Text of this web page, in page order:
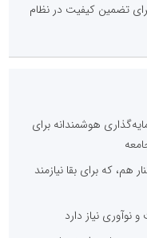
تضمین کیفیت در نظام
هوشمندانه برای
که برای بقا نیازمند
نوآوری نیاز دارد